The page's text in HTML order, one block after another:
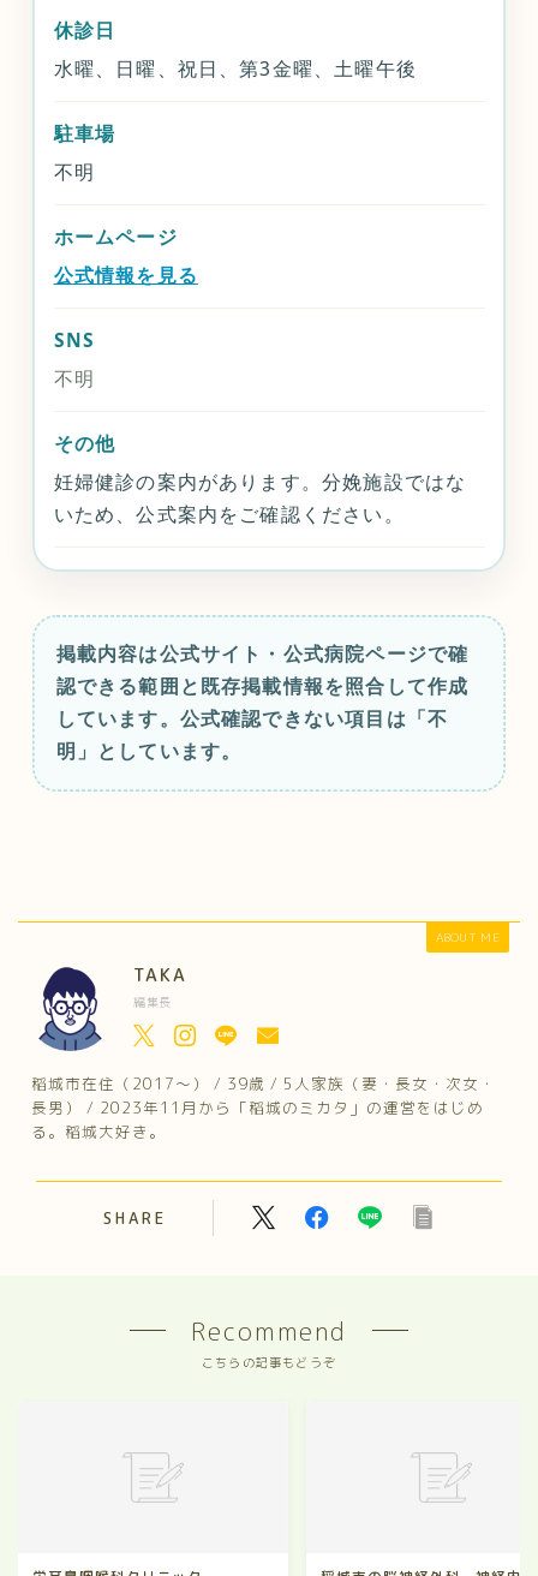
休診日
水曜、日曜、祝日、第3金曜、土曜午後
駐車場
不明
ホームページ
公式情報を見る
SNS
不明
その他
妊婦健診の案内があります。分娩施設ではな
いため、公式案内をご確認ください。
掲載内容は公式サイト・公式病院ページで確
認できる範囲と既存掲載情報を照合して作成
しています。公式確認できない項目は「不
明」としています。
ABOUT ME
TAKA
編集長
稲城市在住（2017～） / 39歳 / 5人家族（妻・長女・次女・
長男） / 2023年11月から「稲城のミカタ」の運営をはじめ
る。稲城大好き。
SHARE
Recommend
こちらの記事もどうぞ